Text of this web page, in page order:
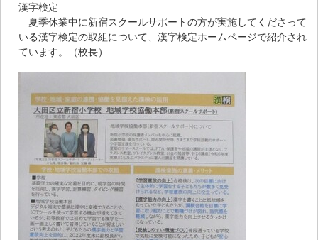
漢字検定
夏季休業中に新宿スクールサポートの方が実施してくださって
いる漢字検定の取組について、漢字検定ホームページで紹介され
ています。（校長）